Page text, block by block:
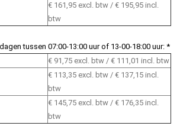
€ 161,95 excl. btw / € 195,95 incl.
btw
tussen 07:00-13:00 uur of 13-00-18:00 uur: *
€ 91,75 excl. btw / € 111,01 incl. btw
€ 113,35 excl. btw / € 137,15 incl.
btw
€ 145,75 excl. btw / € 176,35 incl.
btw